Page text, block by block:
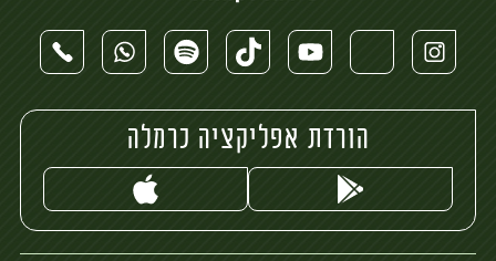
הורדת אפליקציה כרמלה